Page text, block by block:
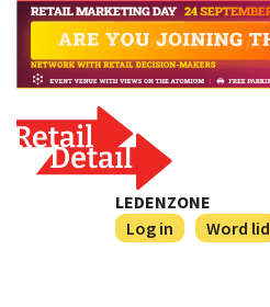
LEDENZONE
Log in
Word lid